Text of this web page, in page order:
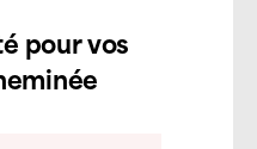
pour vos